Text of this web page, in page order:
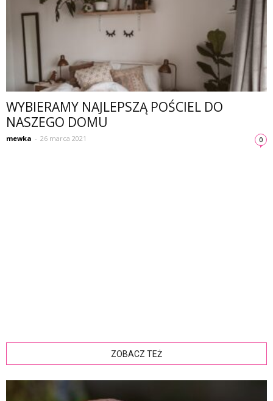
WYBIERAMY NAJLEPSZĄ POŚCIEL DO
NASZEGO DOMU
mewka - 26 marca 2021 0
ZOBACZ TEŻ